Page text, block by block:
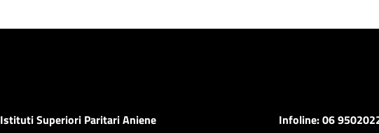
Istituti Superiori Paritari Aniene
Infoline: 06